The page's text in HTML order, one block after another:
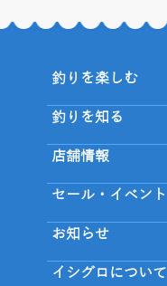
釣りを楽しむ
釣りを知る
店舗情報
セール・イベント
お知らせ
イシグロについて